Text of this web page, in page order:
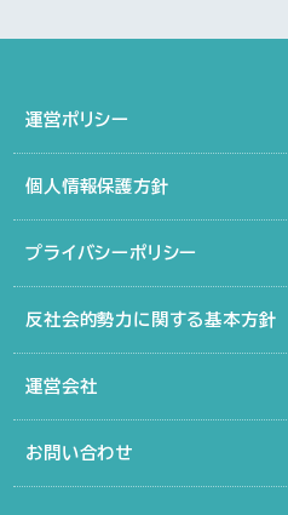
運営ポリシー
個人情報保護方針
プライバシーポリシー
反社会的勢力に関する基本方針
運営会社
お問い合わせ